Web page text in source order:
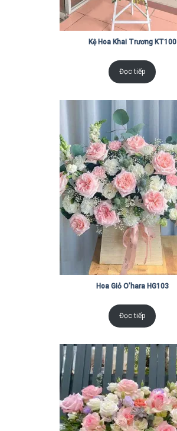
Kệ Hoa Khai Trương KT100
Đọc tiếp
Hoa Giỏ O’hara HG103
Đọc tiếp